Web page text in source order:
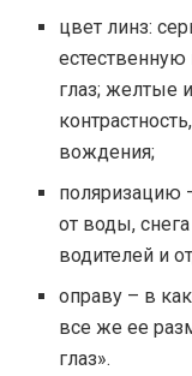
цвет линз:
глаз;
вождения;
поляризацию
от воды,
водителей и
оправу – в
все же ее
глаз».